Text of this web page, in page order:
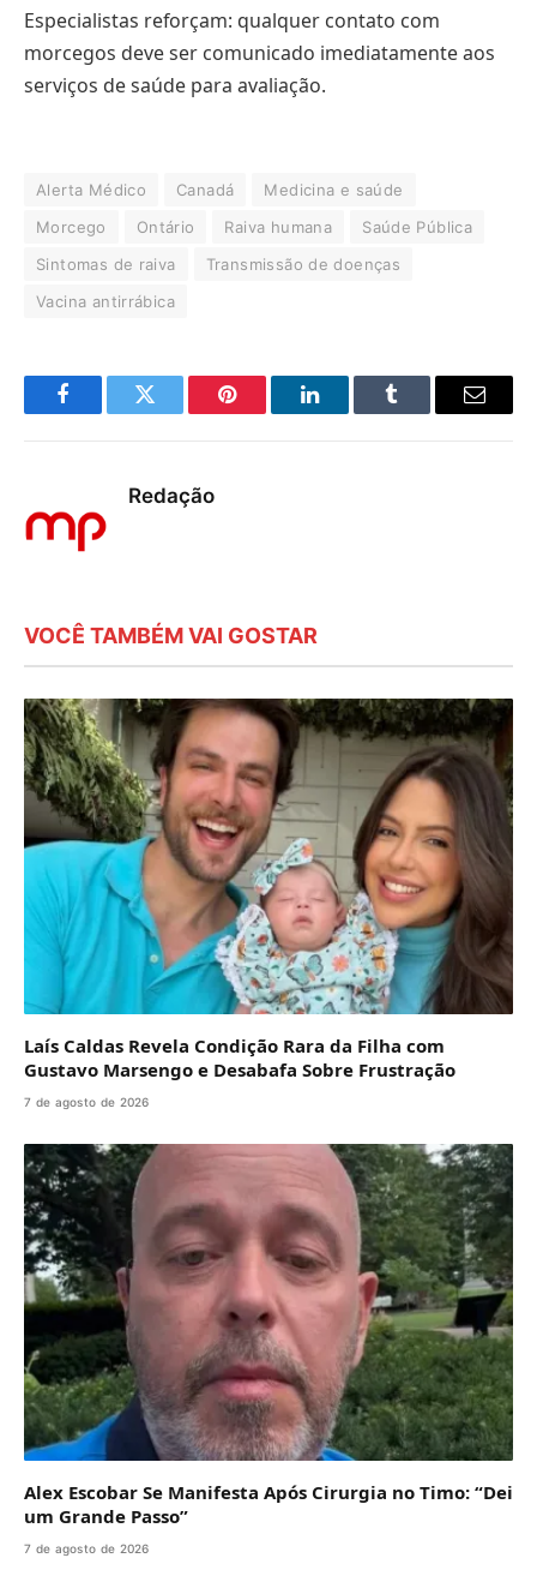
Especialistas reforçam: qualquer contato com
morcegos deve ser comunicado imediatamente aos
serviços de saúde para avaliação.
Alerta Médico Canadá
Medicina e saúde
Morcego
Ontário Raiva humana
Saúde Pública
Sintomas de raiva
Transmissão de doenças
Vacina antirrábica
FacebookTwitter Pinterest LinkedInTumblr
E-
Redação
VOCÊ TAMBÉM VAI GOSTAR
Laís Caldas Revela Condição Rara da Filha com
Gustavo Marsengo e Desabafa Sobre Frustração
7 de agosto de 2026
Alex Escobar Se Manifesta Após Cirurgia no Timo: “Dei
um Grande Passo”
7 de agosto de 2026